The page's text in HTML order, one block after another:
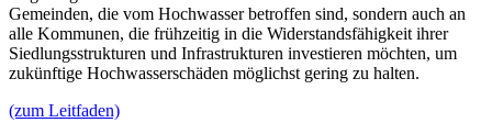
Gemeinden, die vom Hochwasser betroffen sind, sondern auch an
alle Kommunen, die frühzeitig in die Widerstandsfähigkeit ihrer
Siedlungsstrukturen und Infrastrukturen investieren möchten, um
zukünftige Hochwasserschäden möglichst gering zu halten.
(zum Leitfaden)